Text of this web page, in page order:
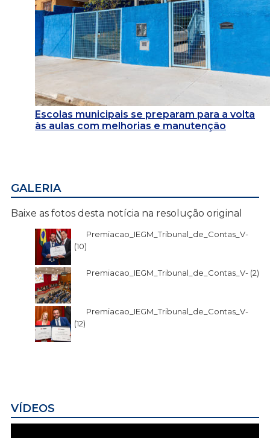
Escolas municipais se preparam para a volta
às aulas com melhorias e manutenção
GALERIA
Baixe as fotos desta notícia na resolução original
Premiacao_IEGM_Tribunal_de_Contas_V-
(10)
Premiacao_IEGM_Tribunal_de_Contas_V- (2)
Premiacao_IEGM_Tribunal_de_Contas_V-
(12)
VÍDEOS